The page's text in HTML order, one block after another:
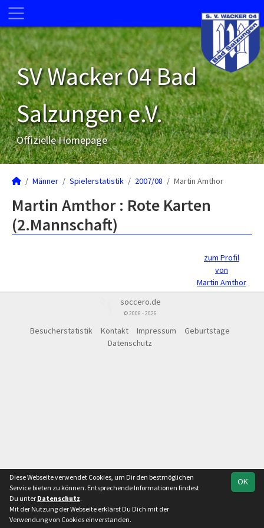
SV Wacker 04 Bad
Salzungen e.V.
Offizielle Homepage
Männer Spielerstatistik 2007/08 Martin Amthor
Martin Amthor : Rote Karten
(2.Mannschaft)
zum Profil
von
Martin Amthor
soccero.de
© 2006 - 2026
Besucherstatistik Kontakt Impressum
Geburtstage
Datenschutz
OK
Diese Webseite verwendet Cookies, um Dir den bestmöglichen
Service bieten zu können. Entsprechende Informationen findest
Du unter Datenschutz.
Mit der Nutzung der Webseite erklärst Du Dich mit der
Verwendung von Cookies einverstanden.